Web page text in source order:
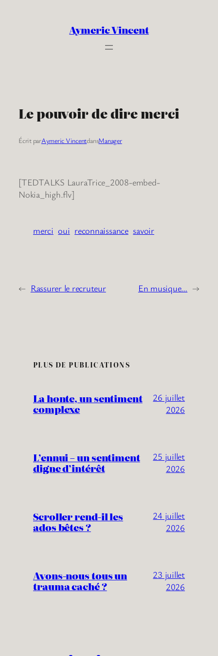
Aymeric Vincent
Le pouvoir de dire merci
Écrit parAymeric VincentdansManager
[TEDTALKS LauraTrice_2008-embed-
Nokia_high.flv]
merci oui reconnaissance savoir
← Rassurer le recruteur En musique… →
PLUS DE PUBLICATIONS
La honte, un sentiment
complexe
26 juillet
2026
L’ennui – un sentiment
digne d’intérêt
25 juillet
2026
Scroller rend-il les
ados bêtes ?
24 juillet
2026
Avons-nous tous un
trauma caché ?
23 juillet
2026